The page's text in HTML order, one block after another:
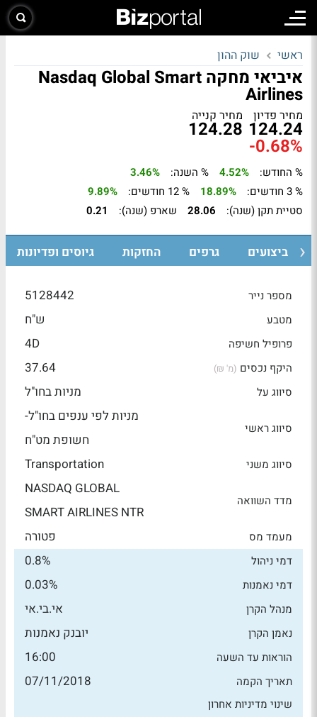
ראשי שוק ההון
איביאי מחקה Nasdaq Global Smart
Airlines
מחיר פדיון
124.24
מחיר קנייה
124.28
-0.68%
% החודש: 4.52% % השנה:
3.46%
% 3 חודשים:
18.89% % 12 חודשים:
9.89%
סטיית תקן (שנה):
28.06 שארפ (שנה): 0.21
ביצועים גרפים החזקות גיוסים ופדיונות
מספר נייר 5128442
מטבע ש"ח
פרופיל חשיפה 4D
היקף נכסים (מ' ₪) 37.64
סיווג על מניות בחו"ל
סיווג ראשי
מניות לפי ענפים בחו"ל-
חשופת מט"ח
סיווג משני Transportation
מדד השוואה
NASDAQ GLOBAL
SMART AIRLINES NTR
מעמד מס פטורה
דמי ניהול 0.8%
דמי נאמנות 0.03%
מנהל הקרן אי.בי.אי
נאמן הקרן יובנק נאמנות
הוראות עד השעה 16:00
תאריך הקמה 07/11/2018
שינוי מדיניות אחרון